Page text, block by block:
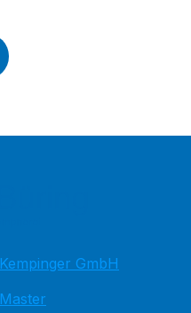
Kempinger GmbH
Master